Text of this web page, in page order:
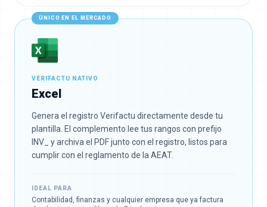
ÚNICO EN EL MERCADO
VERIFACTU NATIVO
Excel
Genera el registro Verifactu directamente desde tu
plantilla. El complemento lee tus rangos con prefijo
INV_ y archiva el PDF junto con el registro, listos para
cumplir con el reglamento de la AEAT.
IDEAL PARA
Contabilidad, finanzas y cualquier empresa que ya factura